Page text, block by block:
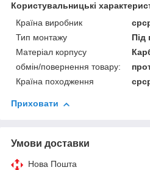
Користувальницькі
Країна виробник
Тип монтажу
Під
Матеріал корпусу
обмін/повернення товару:
Країна походження
Приховати
Умови доставки
Нова Пошта